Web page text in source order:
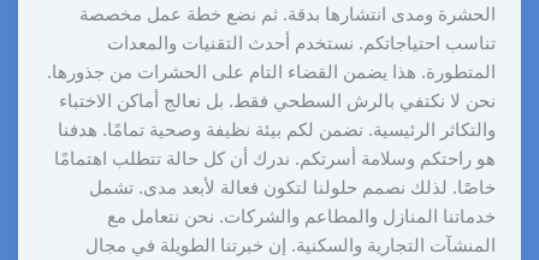
الحشرة ومدى انتشارها بدقة. ثم نضع خطة عمل مخصصة
تناسب احتياجاتكم. نستخدم أحدث التقنيات والمعدات
المتطورة. هذا يضمن القضاء التام على الحشرات من جذورها.
نحن لا نكتفي بالرش السطحي فقط. بل نعالج أماكن الاختباء
والتكاثر الرئيسية. نضمن لكم بيئة نظيفة وصحية تمامًا. هدفنا
هو راحتكم وسلامة أسرتكم. ندرك أن كل حالة تتطلب اهتمامًا
خاصًا. لذلك نصمم حلولنا لتكون فعالة لأبعد مدى. تشمل
خدماتنا المنازل والمطاعم والشركات. نحن نتعامل مع
المنشآت التجارية والسكنية. إن خبرتنا الطويلة في مجال